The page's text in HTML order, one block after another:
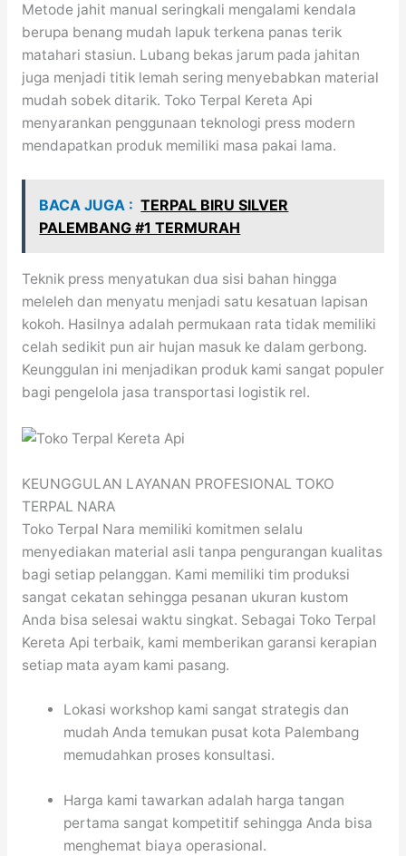
Metode jahit manual seringkali mengalami kendala
berupa benang mudah lapuk terkena panas terik
matahari stasiun. Lubang bekas jarum pada jahitan
juga menjadi titik lemah sering menyebabkan material
mudah sobek ditarik. Toko Terpal Kereta Api
menyarankan penggunaan teknologi press modern
mendapatkan produk memiliki masa pakai lama.
BACA JUGA : TERPAL BIRU SILVER
PALEMBANG #1 TERMURAH
Teknik press menyatukan dua sisi bahan hingga
meleleh dan menyatu menjadi satu kesatuan lapisan
kokoh. Hasilnya adalah permukaan rata tidak memiliki
celah sedikit pun air hujan masuk ke dalam gerbong.
Keunggulan ini menjadikan produk kami sangat populer
bagi pengelola jasa transportasi logistik rel.
KEUNGGULAN LAYANAN PROFESIONAL TOKO
TERPAL NARA
Toko Terpal Nara memiliki komitmen selalu
menyediakan material asli tanpa pengurangan kualitas
bagi setiap pelanggan. Kami memiliki tim produksi
sangat cekatan sehingga pesanan ukuran kustom
Anda bisa selesai waktu singkat. Sebagai Toko Terpal
Kereta Api terbaik, kami memberikan garansi kerapian
setiap mata ayam kami pasang.
Lokasi workshop kami sangat strategis dan
mudah Anda temukan pusat kota Palembang
memudahkan proses konsultasi.
Harga kami tawarkan adalah harga tangan
pertama sangat kompetitif sehingga Anda bisa
menghemat biaya operasional.